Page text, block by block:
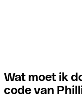
Wat moet ik
code van